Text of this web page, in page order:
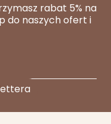
rabat 5% na
do naszych ofert i